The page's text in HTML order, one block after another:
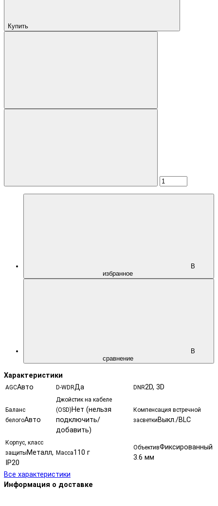
Купить
В
избранное
В
сравнение
Характеристики
AGCАвто D-WDRДа DNR2D, 3D
Баланс
белогоАвто
Джойстик на кабеле
(OSD) Нет (нельзя
подключить/
добавить)
Компенсация встречной
засветки Выкл./BLC
Корпус, класс
защиты Металл,
IP20
Масса110 г
ОбъективФиксированный
3.6 мм
Все характеристики
Информация о доставке